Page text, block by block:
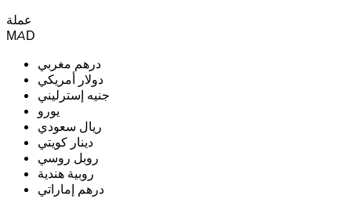
عملة
MAD
درهم مغربي
دولار أمريكي
جنيه إسترليني
يورو
ريال سعودي
دينار كويتي
روبل روسي
روبية هندية
درهم إماراتي